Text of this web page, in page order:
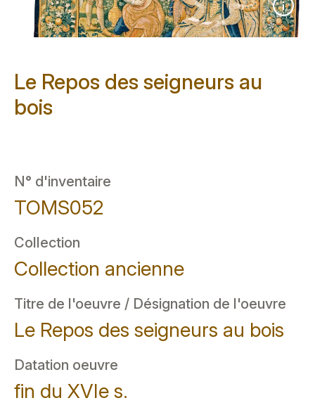
Le Repos des seigneurs au
bois
N° d'inventaire
TOMS052
Collection
Collection ancienne
Titre de l'oeuvre / Désignation de l'oeuvre
Le Repos des seigneurs au bois
Datation oeuvre
fin du XVIe s.